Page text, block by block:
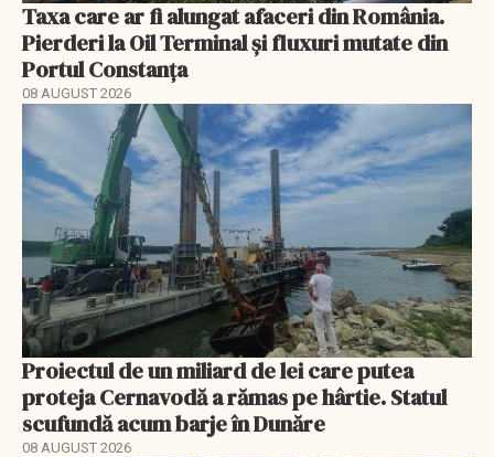
Taxa care ar fi alungat afaceri din România.
Pierderi la Oil Terminal și fluxuri mutate din
Portul Constanța
08 AUGUST 2026
Proiectul de un miliard de lei care putea
proteja Cernavodă a rămas pe hârtie. Statul
scufundă acum barje în Dunăre
08 AUGUST 2026